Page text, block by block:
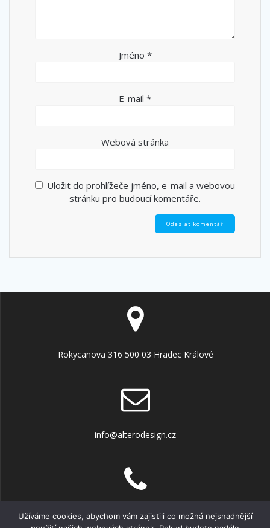
Jméno *
E-mail *
Webová stránka
Uložit do prohlížeče jméno, e-mail a webovou
stránku pro budoucí komentáře.
Rokycanova 316 500 03 Hradec Králové
info@alterodesign.cz
+420 606 451 822
Užíváme cookies, abychom vám zajistili co možná nejsnadnější